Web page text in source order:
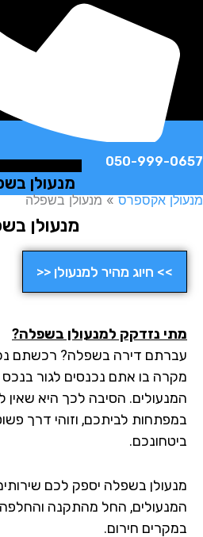
050-999-
מנעולן בשפלה
אקספרס»מנעולן בשפלה
מנעולן בשפלה
>> חיוג מהיר למנעולן <<
נזדקק למנעולן בשפלה?
דירה בשפלה? רכשתם נכס
בו אתם נכנסים לגור בנכס
הסיבה לכך היא שאין
לביתכם, וזוהי דרך פשוטה
בשפלה יספק לכם שירותים
החל מהתקנה והחלפה של
חירום.